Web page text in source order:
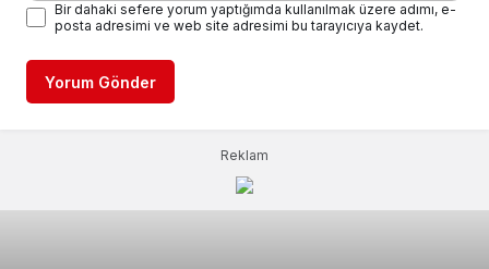
Bir dahaki sefere yorum yaptığımda kullanılmak üzere adımı, e-
posta adresimi ve web site adresimi bu tarayıcıya kaydet.
Yorum Gönder
Reklam